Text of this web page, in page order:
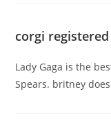
corgi registered
Lady Gaga is the
Spears. britney